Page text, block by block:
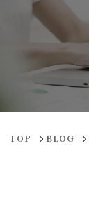
TOP BLOG